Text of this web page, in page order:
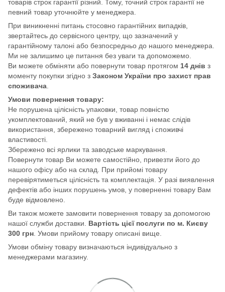
товарів строк гарантії різний. Тому, точний строк гарантії не
певний товар уточнюйте у менеджера.
При виникненні питань стосовно гарантійних випадків,
звертайтесь до сервісного центру, що зазначений у
гарантійному талоні або безпосредньо до нашого менеджера.
Ми не залишимо це питання без уваги та допоможемо.
Ви можете обміняти або повернути товар протягом 14 днів з
моменту покупки згідно з Законом України про захист прав
споживача
Умови повернення товару:
Не порушена цілісність упаковки, товар повністю
укомплектований, який не був у вживанні і немає слідів
використання, збережено товарний вигляд і споживчі
властивості.
Збережено всі ярлики та заводське маркування.
Повернути товар Ви можете самостійно, привезти його до
нашого офісу або на склад. При прийомі товару
перевірятиметься цілісність та комплектація. У разі виявлення
дефектів або інших порушень умов, у поверненні товару Вам
буде відмовлено.
Ви також можете замовити повернення товару за допомогою
нашої служби доставки. Вартість цієї послуги по м. Києву
300 грн . Умови прийому товару описані вище.
Умови обміну товару визначаються індивідуально з
менеджерами магазину.